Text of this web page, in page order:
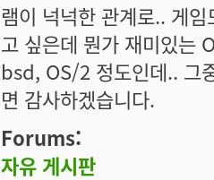
램이 넉넉한 관계로.. 게
고 싶은데 뭔가 재미있는
bsd, OS/2 정도인데.. 그
면 감사하겠습니다.
Forums:
자유 게시판